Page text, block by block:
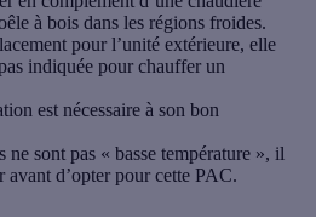
à bois dans les régions froides.
pour l’unité extérieure, elle
indiquée pour chauffer un
est nécessaire à son bon
ne sont pas « basse température », il
avant d’opter pour cette PAC.